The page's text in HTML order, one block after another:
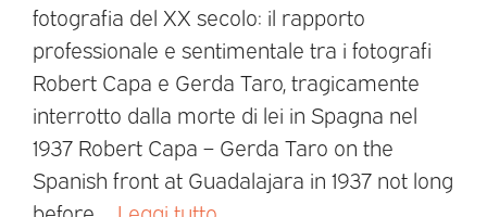
fotografia del XX secolo: il rapporto
professionale e sentimentale tra i fotografi
Robert Capa e Gerda Taro, tragicamente
interrotto dalla morte di lei in Spagna nel
1937 Robert Capa – Gerda Taro on the
Spanish front at Guadalajara in 1937 not long